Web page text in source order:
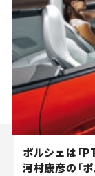
ポルシェは「
河村康彦の「